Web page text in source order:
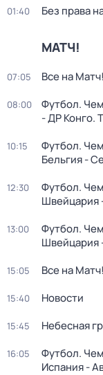
01:40 Без права
МАТЧ!
07:05 Все на Матч!
08:00
Футбол.
- ДР Конго.
10:15
Футбол.
Бельгия -
12:30
Футбол.
Швейцария
13:00
Футбол.
Швейцария
15:05 Все на Матч!
15:40 Новости
15:45 Небесная
16:05
Футбол.
Испания -